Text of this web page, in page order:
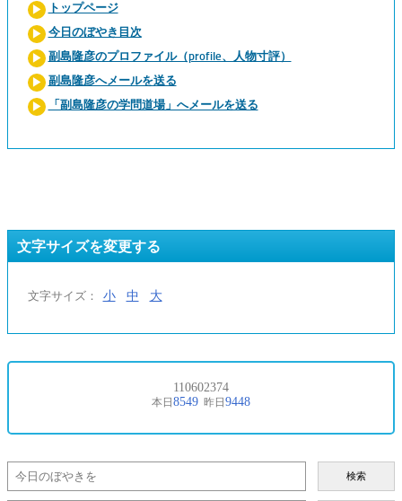
トップページ
今日のぼやき目次
副島隆彦のプロファイル（profile、人物寸評）
副島隆彦へメールを送る
「副島隆彦の学問道場」へメールを送る
文字サイズを変更する
文字サイズ： 小 中 大
検索